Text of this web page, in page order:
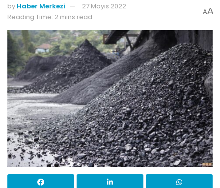
by Haber Merkezi
27 Mayıs 2022
Reading Time: 2 mins read
AA